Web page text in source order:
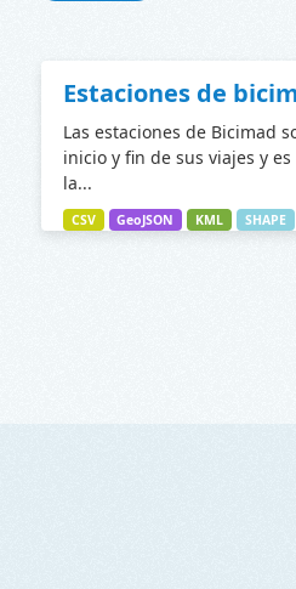
Estaciones de
Las estaciones de Bicimad
inicio y fin de sus viajes y
la...
CSV GeoJSON KML SHAPE